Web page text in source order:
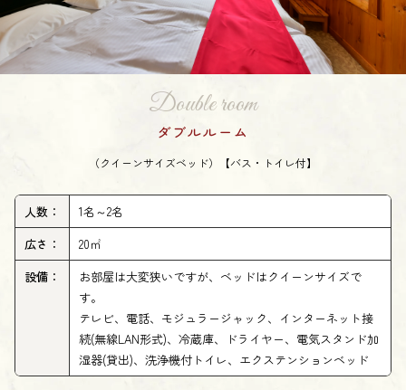
Double room
ダブルルーム
（クイーンサイズベッド）【バス・トイレ付】
人数：
1名～2名
広さ：
20㎡
設備：
お部屋は大変狭いですが、ベッドはクイーンサイズで
す。
テレビ、電話、モジュラージャック、インターネット接
続(無線LAN形式)、冷蔵庫、ドライヤー、電気スタンド加
湿器(貸出)、洗浄機付トイレ、エクステンションベッド